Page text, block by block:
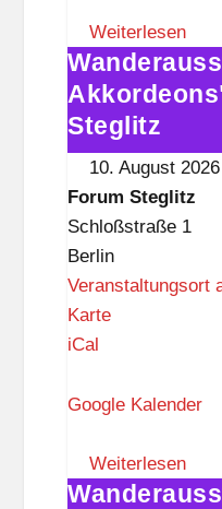
S
t
e
g
l
i
t
z
Weiterlesen
Wanderausstellung
„600
Akkordeons"
im
Forum
Steglitz
Steglitz
10. August 2026
Forum Steglitz
Schloßstraße 1
Berlin
Veranstaltungsort
KarteF
u
S
t
iCal
Google Kalender
Weiterlesen
Wanderausstellung